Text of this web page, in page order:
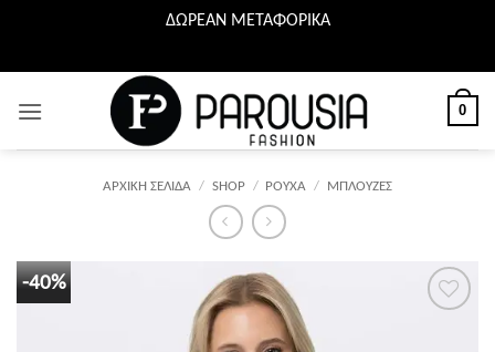
ΔΩΡΕΑΝ ΜΕΤΑΦΟΡΙΚΑ
στο
περιεχόμενο
0
ΑΡΧΙΚΉ ΣΕΛΊΔΑ / SHOP / ΡΟΥΧΑ / ΜΠΛΟΥΖΕΣ
-40%